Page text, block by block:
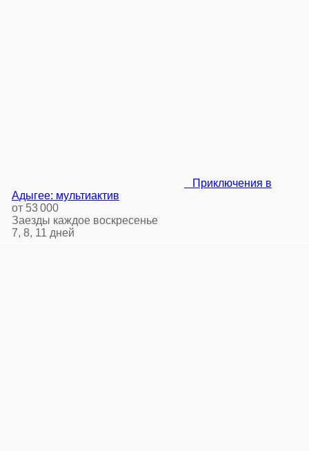
Приключения в
Адыгее: мультиактив
от 53 000
Заезды каждое воскресенье
7, 8, 11 дней